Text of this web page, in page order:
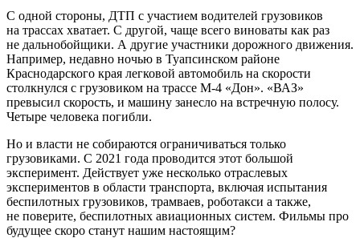
С одной стороны, ДТП с участием водителей грузовиков
на трассах хватает. С другой, чаще всего виноваты как раз
не дальнобойщики. А другие участники дорожного движения.
Например, недавно ночью в Туапсинском районе
Краснодарского края легковой автомобиль на скорости
столкнулся с грузовиком на трассе М-4 «Дон». «ВАЗ»
превысил скорость, и машину занесло на встречную полосу.
Четыре человека погибли.
Но и власти не собираются ограничиваться только
грузовиками. С 2021 года проводится этот большой
эксперимент. Действует уже несколько отраслевых
экспериментов в области транспорта, включая испытания
беспилотных грузовиков, трамваев, роботакси а также,
не поверите, беспилотных авиационных систем. Фильмы про
будущее скоро станут нашим настоящим?